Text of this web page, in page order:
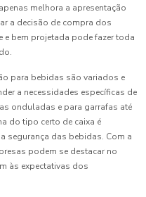
melhora a apresentação
a decisão de compra dos
e bem projetada pode fazer toda
para bebidas são variados e
a necessidades específicas de
onduladas e para garrafas até
do tipo certo de caixa é
segurança das bebidas. Com a
podem se destacar no
às expectativas dos